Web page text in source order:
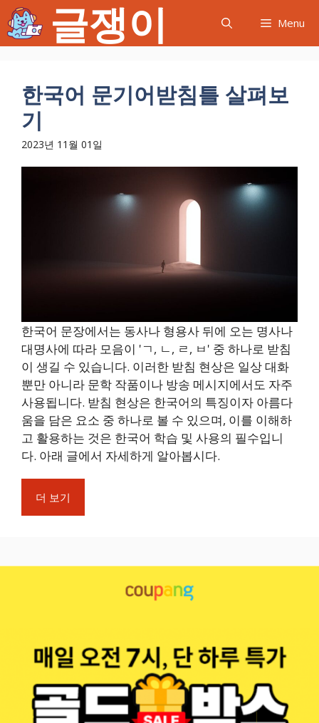
텐
츠
글쟁이 Menu
한국어 문기어받침틀 살펴보
기
2023년 11월 01일
한국어 문장에서는 동사나 형용사 뒤에 오는 명사나
대명사에 따라 모음이 'ㄱ, ㄴ, ㄹ, ㅂ' 중 하나로 받침
이 생길 수 있습니다. 이러한 받침 현상은 일상 대화
뿐만 아니라 문학 작품이나 방송 메시지에서도 자주
사용됩니다. 받침 현상은 한국어의 특징이자 아름다
움을 담은 요소 중 하나로 볼 수 있으며, 이를 이해하
고 활용하는 것은 한국어 학습 및 사용의 필수입니
다. 아래 글에서 자세하게 알아봅시다.
더 보기